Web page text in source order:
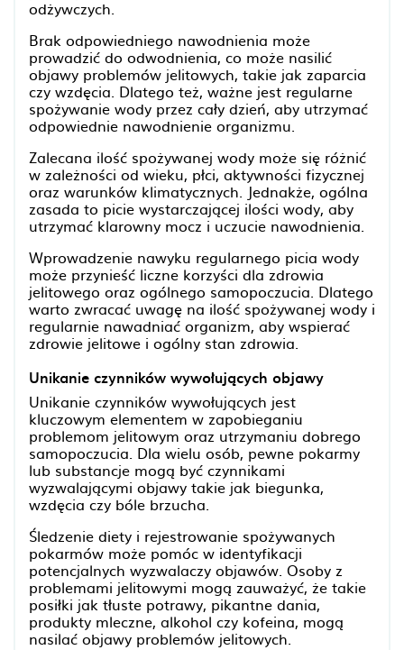
odżywczych.
Brak odpowiedniego nawodnienia może
prowadzić do odwodnienia, co może nasilić
objawy problemów jelitowych, takie jak zaparcia
czy wzdęcia. Dlatego też, ważne jest regularne
spożywanie wody przez cały dzień, aby utrzymać
odpowiednie nawodnienie organizmu.
Zalecana ilość spożywanej wody może się różnić
w zależności od wieku, płci, aktywności fizycznej
oraz warunków klimatycznych. Jednakże, ogólna
zasada to picie wystarczającej ilości wody, aby
utrzymać klarowny mocz i uczucie nawodnienia.
Wprowadzenie nawyku regularnego picia wody
może przynieść liczne korzyści dla zdrowia
jelitowego oraz ogólnego samopoczucia. Dlatego
warto zwracać uwagę na ilość spożywanej wody i
regularnie nawadniać organizm, aby wspierać
zdrowie jelitowe i ogólny stan zdrowia.
Unikanie czynników wywołujących objawy
Unikanie czynników wywołujących jest
kluczowym elementem w zapobieganiu
problemom jelitowym oraz utrzymaniu dobrego
samopoczucia. Dla wielu osób, pewne pokarmy
lub substancje mogą być czynnikami
wyzwalającymi objawy takie jak biegunka,
wzdęcia czy bóle brzucha.
Śledzenie diety i rejestrowanie spożywanych
pokarmów może pomóc w identyfikacji
potencjalnych wyzwalaczy objawów. Osoby z
problemami jelitowymi mogą zauważyć, że takie
posiłki jak tłuste potrawy, pikantne dania,
produkty mleczne, alkohol czy kofeina, mogą
nasilać objawy problemów jelitowych.